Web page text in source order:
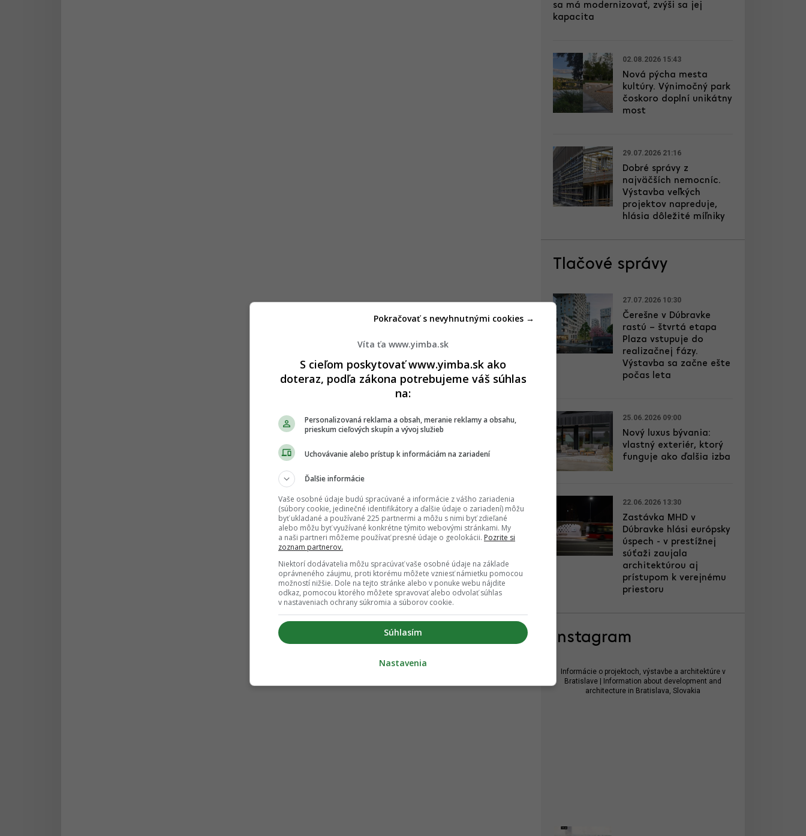
sa má modernizovať, zvýši sa jej
kapacita
02.08.2026 15:43
Nová pýcha mesta
kultúry. Výnimočný park
čoskoro doplní unikátny
most
29.07.2026 21:16
Dobré správy z
najväčších nemocníc.
Výstavba veľkých
projektov napreduje,
hlásia dôležité míľniky
Tlačové správy
27.07.2026 10:30
Čerešne v Dúbravke
rastú – štvrtá etapa
Plaza vstupuje do
realizačnej fázy.
Výstavba sa začne ešte
počas leta
25.06.2026 09:00
Nový luxus bývania:
vlastný exteriér, ktorý
funguje ako ďalšia izba
22.06.2026 13:30
Zastávka MHD v
Dúbravke hlási európsky
úspech - v prestížnej
súťaži zaujala
architektúrou aj
prístupom k verejnému
priestoru
Instagram
Informácie o projektoch, výstavbe a architektúre v
Bratislave | Information about development and
architecture in Bratislava, Slovakia
Víta ťa www.yimba.sk
S cieľom poskytovať www.yimba.sk ako
doteraz, podľa zákona potrebujeme váš súhlas
na:
Personalizovaná reklama a obsah, meranie reklamy a obsahu,
prieskum cieľových skupín a vývoj služieb
Uchovávanie alebo prístup k informáciám na zariadení
Ďalšie informácie
Vaše osobné údaje budú spracúvané a informácie z vášho zariadenia
(súbory cookie, jedinečné identifikátory a ďalšie údaje o zariadení) môžu
byť ukladané a používané 225 partnermi a môžu s nimi byť zdieľané
alebo môžu byť využívané konkrétne týmito webovými stránkami. My
a naši partneri môžeme používať presné údaje o geolokácii. Pozrite si
zoznam partnerov.
Niektorí dodávatelia môžu spracúvať vaše osobné údaje na základe
oprávneného záujmu, proti ktorému môžete vzniesť námietku pomocou
možností nižšie. Dole na tejto stránke alebo v ponuke webu nájdite
odkaz, pomocou ktorého môžete spravovať alebo odvolať súhlas
v nastaveniach ochrany súkromia a súborov cookie.
Súhlasím
Pokračovať s nevyhnutnými cookies →
Nastavenia